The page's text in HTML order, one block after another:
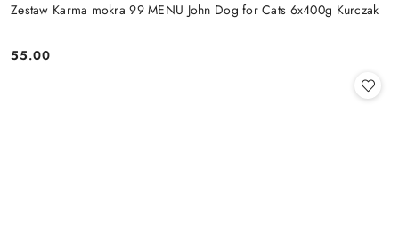
Zestaw Karma mokra 99 MENU John Dog for Cats 6x400g Kurczak
Cena:
55.00